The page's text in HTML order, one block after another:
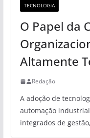
TECNOLOGIA
O Papel da
Altamente
Redação
A adoção de
automação
integrados de